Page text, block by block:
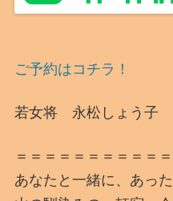
ご予約はコチラ！
若女将 永松しょう子
＝＝＝＝＝＝＝＝＝＝
あなたと一緒に、あった